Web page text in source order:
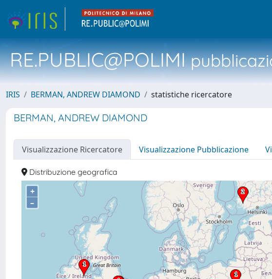
RE.PUBLIC@POLIMI
IRIS BERMAN, ANDREW DIAMOND statistiche ricercatore
BERMAN, ANDREW DIAMOND
Visualizzazione Ricercatore Visualizzazione Pubblicazione
Distribuzione geografica
+
–